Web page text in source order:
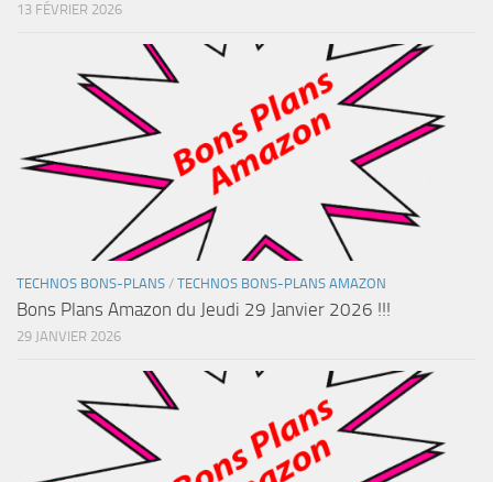
13 FÉVRIER 2026
TECHNOS BONS-PLANS / TECHNOS BONS-PLANS AMAZON
Bons Plans Amazon du Jeudi 29 Janvier 2026 !!!
29 JANVIER 2026